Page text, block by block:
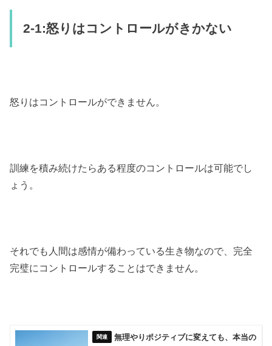
2-1:怒りはコントロールがきかない
怒りはコントロールができません。
訓練を積み続けたらある程度のコントロールは可能でし
ょう。
それでも人間は感情が備わっている生き物なので、完全
完璧にコントロールすることはできません。
無理やりポジティブに変えても、本当の